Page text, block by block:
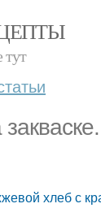
тут
хлеб с